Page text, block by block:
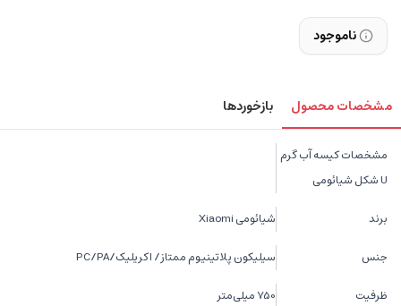
ناموجود
مشخصات محصول بازخوردها
مشخصات کیسه آب گرم
U شکل شیائومی
برند شیائومی Xiaomi
جنس سیلیکون پلاتینیوم ممتاز/ اکریلیک/PC/PA
ظرفیت 750 میلی‌متر